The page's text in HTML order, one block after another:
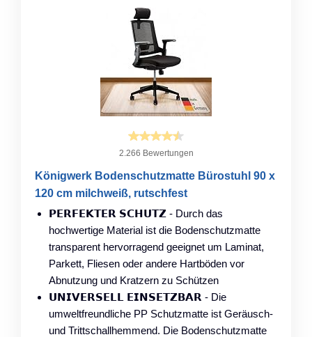
2.266 Bewertungen
Königwerk Bodenschutzmatte Bürostuhl 90 x
120 cm milchweiß, rutschfest
𝗣𝗘𝗥𝗙𝗘𝗞𝗧𝗘𝗥 𝗦𝗖𝗛𝗨𝗧𝗭 - Durch das
hochwertige Material ist die Bodenschutzmatte
transparent hervorragend geeignet um Laminat,
Parkett, Fliesen oder andere Hartböden vor
Abnutzung und Kratzern zu Schützen
𝗨𝗡𝗜𝗩𝗘𝗥𝗦𝗘𝗟𝗟 𝗘𝗜𝗡𝗦𝗘𝗧𝗭𝗕𝗔𝗥 - Die
umweltfreundliche PP Schutzmatte ist Geräusch-
und Trittschallhemmend. Die Bodenschutzmatte